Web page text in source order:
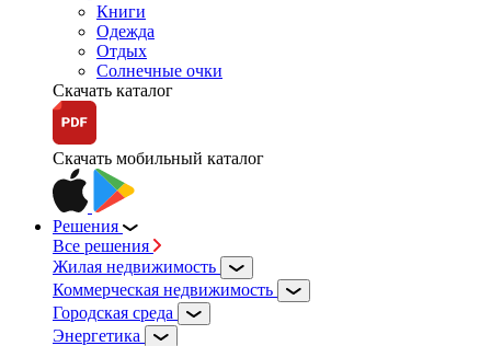
Книги
Одежда
Отдых
Солнечные очки
Скачать каталог
Скачать мобильный каталог
Решения
Все решения
Жилая недвижимость
Коммерческая недвижимость
Городская среда
Энергетика